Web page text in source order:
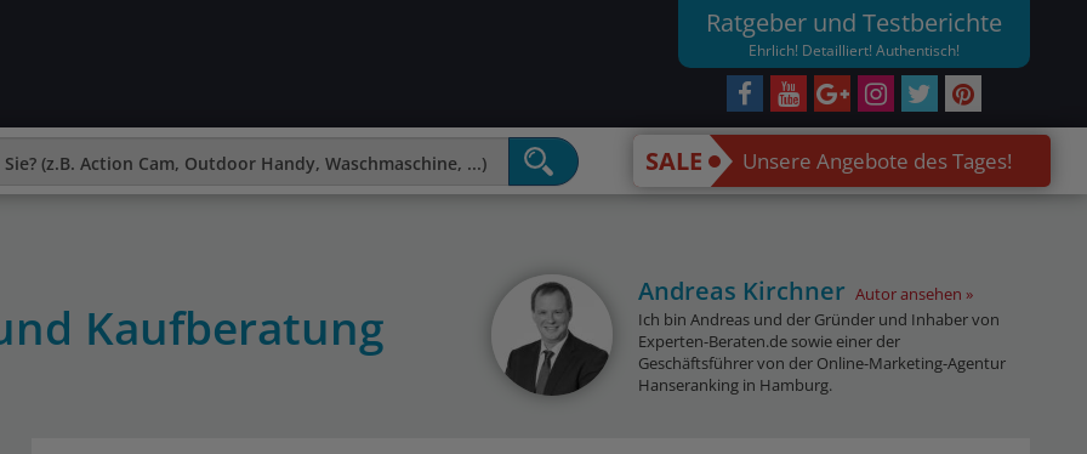
Ratgeber und Testberichte
Ehrlich! Detailliert! Authentisch!
SALE Unsere Angebote des Tages!
Kaufberatung
Andreas Kirchner Autor ansehen
Ich bin Andreas und der Gründer und Inhaber von
Experten-Beraten.de sowie einer der
Geschäftsführer von der Online-Marketing-Agentur
Hanseranking in Hamburg.